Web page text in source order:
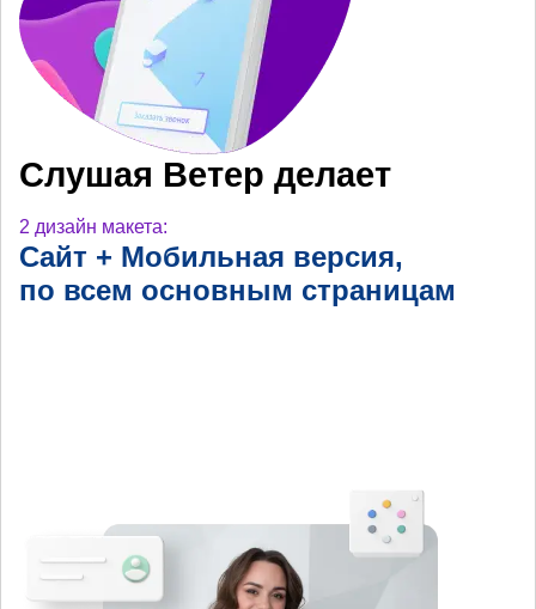
Слушая Ветер делает
2 дизайн макета:
Сайт + Мобильная версия,
по всем основным страницам